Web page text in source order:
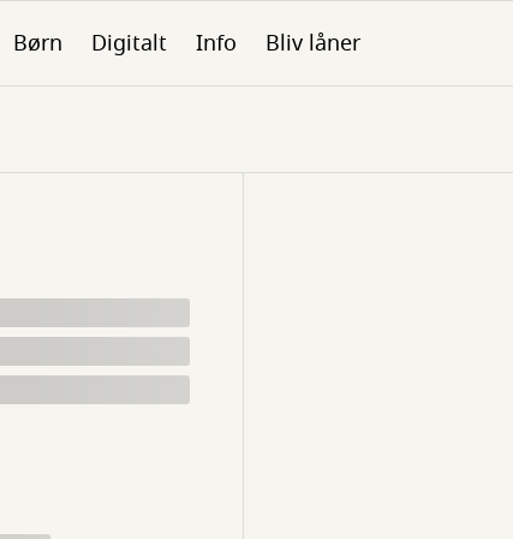
Børn Digitalt Info Bliv låner